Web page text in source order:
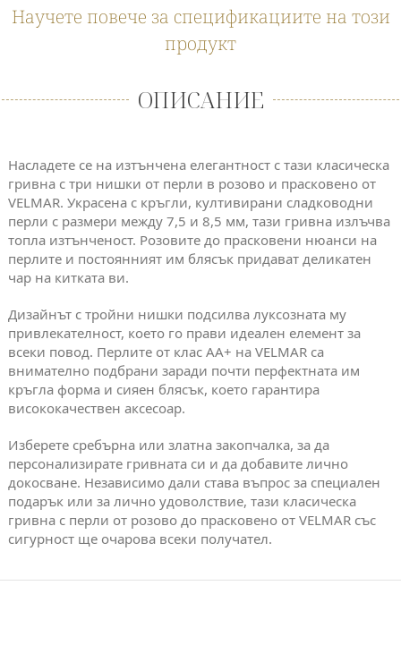
Научете повече за спецификациите на този
продукт
ОПИСАНИЕ
Насладете се на изтънчена елегантност с тази класическа
гривна с три нишки от перли в розово и прасковено от
VELMAR. Украсена с кръгли, култивирани сладководни
перли с размери между 7,5 и 8,5 мм, тази гривна излъчва
топла изтънченост. Розовите до прасковени нюанси на
перлите и постоянният им блясък придават деликатен
чар на китката ви.
Дизайнът с тройни нишки подсилва луксозната му
привлекателност, което го прави идеален елемент за
всеки повод. Перлите от клас AA+ на VELMAR са
внимателно подбрани заради почти перфектната им
кръгла форма и сияен блясък, което гарантира
висококачествен аксесоар.
Изберете сребърна или златна закопчалка, за да
персонализирате гривната си и да добавите лично
докосване. Независимо дали става въпрос за специален
подарък или за лично удоволствие, тази класическа
гривна с перли от розово до прасковено от VELMAR със
сигурност ще очарова всеки получател.